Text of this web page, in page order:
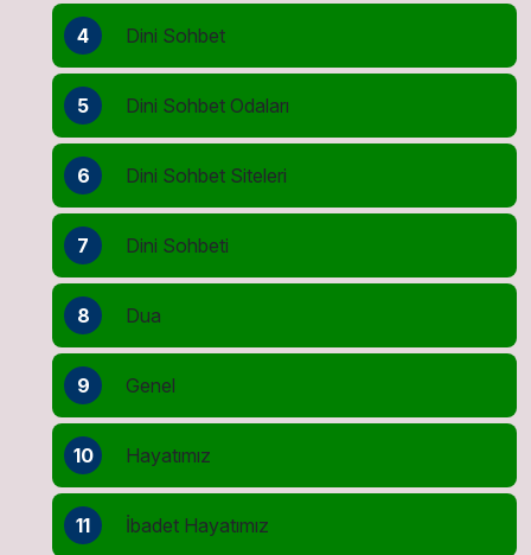
4 Dini Sohbet
5 Dini Sohbet Odaları
6 Dini Sohbet Siteleri
7 Dini Sohbeti
8 Dua
9 Genel
10 Hayatımız
11 İbadet Hayatımız